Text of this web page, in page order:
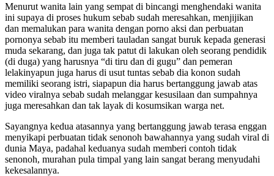
Menurut wanita lain yang sempat di bincangi menghendaki wanita
ini supaya di proses hukum sebab sudah meresahkan, menjijikan
dan memalukan para wanita dengan porno aksi dan perbuatan
pornonya sebab itu memberi tauladan sangat buruk kepada generasi
muda sekarang, dan juga tak patut di lakukan oleh seorang pendidik
(di duga) yang harusnya “di tiru dan di gugu” dan pemeran
lelakinyapun juga harus di usut tuntas sebab dia konon sudah
memiliki seorang istri, siapapun dia harus bertanggung jawab atas
video viralnya sebab sudah melanggar kesusilaan dan sumpahnya
juga meresahkan dan tak layak di kosumsikan warga net.
Sayangnya kedua atasannya yang bertanggung jawab terasa enggan
menyikapi perbuatan tidak senonoh bawahannya yang sudah viral di
dunia Maya, padahal keduanya sudah memberi contoh tidak
senonoh, murahan pula timpal yang lain sangat berang menyudahi
kekesalannya.